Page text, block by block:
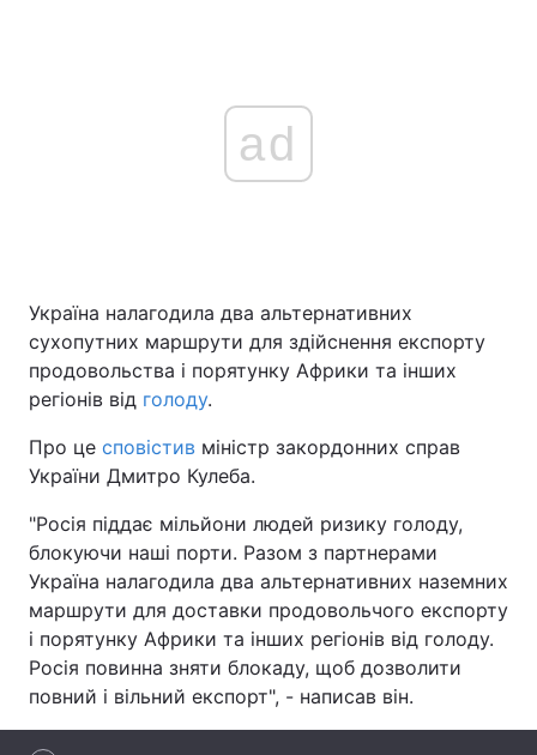
Головна Війна
Україна Політика
Спорт
Техно і зв'язок Лайт
Зброя Інциденти
Здоров'я Туризм
Цікавинки Погода
ad
Україна налагодила два альтернативних
сухопутних маршрути для здійснення експорту
продовольства і порятунку Африки та інших
регіонів від голоду.
Про це сповістив міністр закордонних справ
України Дмитро Кулеба.
"Росія піддає мільйони людей ризику голоду,
блокуючи наші порти. Разом з партнерами
Україна налагодила два альтернативних наземних
маршрути для доставки продовольчого експорту
і порятунку Африки та інших регіонів від голоду.
Росія повинна зняти блокаду, щоб дозволити
повний і вільний експорт", - написав він.